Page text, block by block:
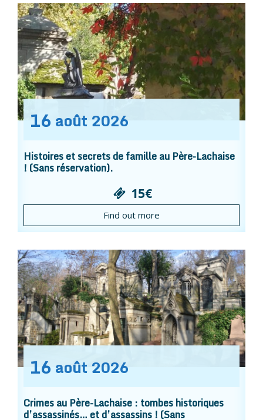
16 août 2026
Histoires et secrets de famille au Père-Lachaise
! (Sans réservation).
15€
Find out more
16 août 2026
Crimes au Père-Lachaise : tombes historiques
d’assassinés… et d’assassins ! (Sans